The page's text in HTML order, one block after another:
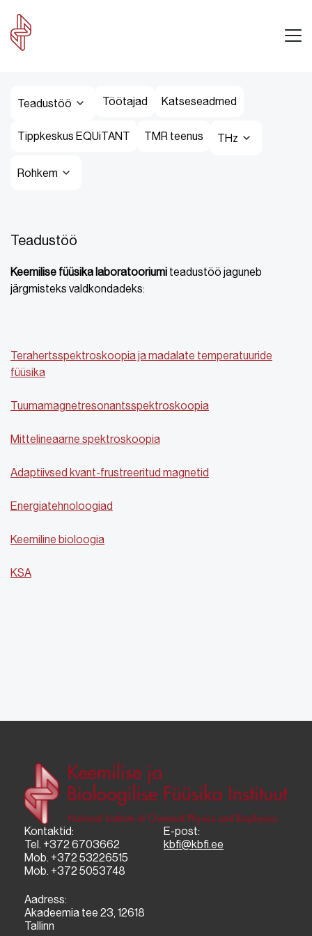
Teadustöö Töötajad Katseseadmed
Tippkeskus EQUiTANT TMR teenus THz
Rohkem
Teadustöö
Keemilise füüsika laboratooriumi teadustöö jaguneb
järgmisteks valdkondadeks:
Terahertsspektroskoopia ja madalate temperatuuride
füüsika
Tuumamagnetresonantsspektroskoopia
Mittelineaarne spektroskoopia
Adaptiivsed kvant-frustreeritud magnetid
Energiatehnoloogiad
Keemiline bioloogia
KSA
Kontaktid:
Tel. +372 6703662
Mob. +372 53226515
Mob. +372 5053748
E-post:
kbfi@kbfi.ee
Aadress:
Akadeemia tee 23, 12618
Tallinn